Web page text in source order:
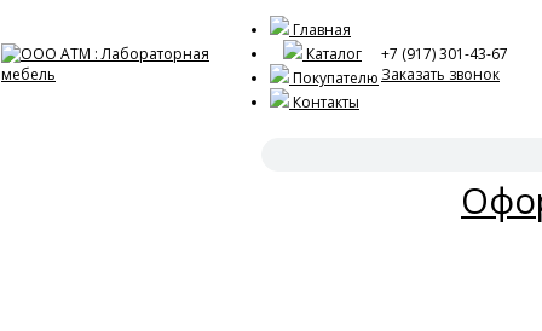
Главная
Каталог
Покупателю
Контакты
+7 (917) 301-43-67
Заказать звонок